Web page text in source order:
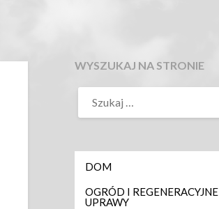
WYSZUKAJ NA STRONIE
DOM
OGRÓD I REGENERACYJNE
UPRAWY